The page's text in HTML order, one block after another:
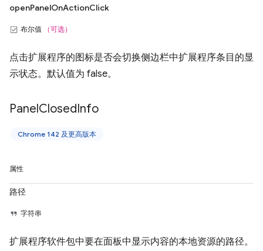
openPanelOnActionClick
布尔值 （可选）
点击扩展程序的图标是否会切换侧边栏中扩展程序条目的显
示状态。默认值为 false。
PanelClosedInfo
Chrome 142 及更高版本
属性
路径
字符串
扩展程序软件包中要在面板中显示内容的本地资源的路径。